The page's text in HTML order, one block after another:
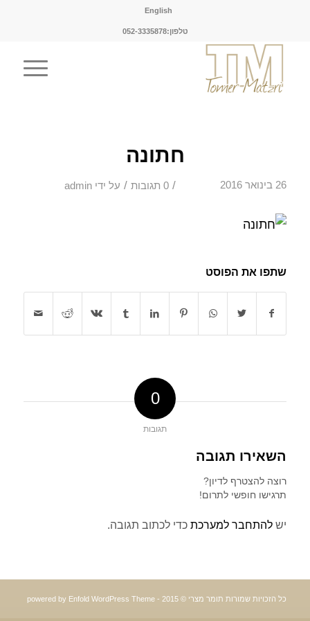
English
טלפון:052-3335878
חתונה
26 בינואר 2016 / 0 תגובות / על ידי admin
שתפו את הפוסט
0
תגובות
השאירו תגובה
רוצה להצטרף לדיון?
תרגישו חופשי לתרום!
יש להתחבר למערכתכדי לכתוב תגובה.
כל הזכויות שמורות תומר מצרי © 2015 - powered by Enfold WordPress Theme